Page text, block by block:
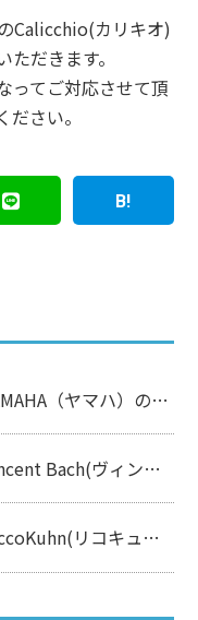
Calicchio(カリキオ)
だきます。
ってご対応させて頂
さい。
（ヤマハ）のYTR-4335G2について【トランペット】
ヴィンセントバック)180ML37SPについて【トランペット】
リコキューン)のT053Cについて【トランペット買取】